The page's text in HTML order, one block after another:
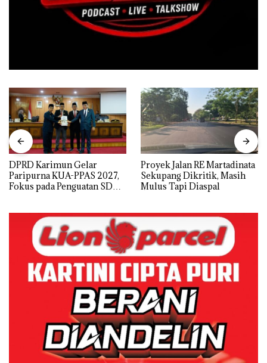
DPRD Karimun Gelar
Paripurna KUA-PPAS 2027,
Fokus pada Penguatan SDM,
Proyek Jalan RE Martadinata
Sekupang Dikritik, Masih
Mulus Tapi Diaspal